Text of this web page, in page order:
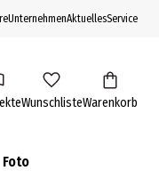
UnternehmenAktuellesService
WunschlisteWarenkorb
Foto